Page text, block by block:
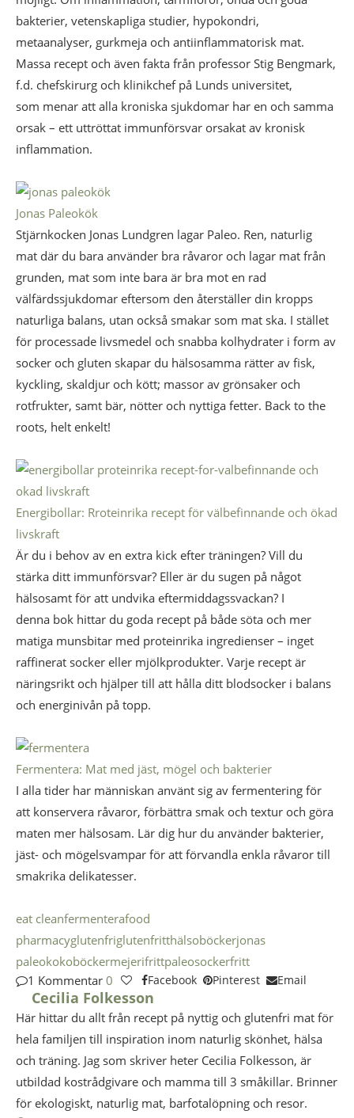
bakterier, vetenskapliga studier, hypokondri,
metaanalyser, gurkmeja och antiinflammatorisk mat.
Massa recept och även fakta från professor Stig Bengmark,
f.d. chefskirurg och klinikchef på Lunds universitet,
som menar att alla kroniska sjukdomar har en och samma
orsak – ett uttröttat immunförsvar orsakat av kronisk
inflammation.
Jonas Paleokök
Stjärnkocken Jonas Lundgren lagar Paleo. Ren, naturlig
mat där du bara använder bra råvaror och lagar mat från
grunden, mat som inte bara är bra mot en rad
välfärdssjukdomar eftersom den återställer din kropps
naturliga balans, utan också smakar som mat ska. I stället
för processade livsmedel och snabba kolhydrater i form av
socker och gluten skapar du hälsosamma rätter av fisk,
kyckling, skaldjur och kött; massor av grönsaker och
rotfrukter, samt bär, nötter och nyttiga fetter. Back to the
roots, helt enkelt!
Energibollar: Rroteinrika recept för välbefinnande och ökad
livskraft
Är du i behov av en extra kick efter träningen? Vill du
stärka ditt immunförsvar? Eller är du sugen på något
hälsosamt för att undvika eftermiddagssvackan? I
denna bok hittar du goda recept på både söta och mer
matiga munsbitar med proteinrika ingredienser – inget
raffinerat socker eller mjölkprodukter. Varje recept är
näringsrikt och hjälper till att hålla ditt blodsocker i balans
och energinivån på topp.
Fermentera: Mat med jäst, mögel och bakterier
I alla tider har människan använt sig av fermentering för
att konservera råvaror, förbättra smak och textur och göra
maten mer hälsosam. Lär dig hur du använder bakterier,
jäst- och mögelsvampar för att förvandla enkla råvaror till
smakrika delikatesser.
eat cleanfermenterafood
pharmacyglutenfriglutenfritthälsoböckerjonas
paleokokoböckermejerifrittpaleosockerfritt
1 Kommentar 0 Facebook Pinterest Email
Cecilia Folkesson
Här hittar du allt från recept på nyttig och glutenfri mat för
hela familjen till inspiration inom naturlig skönhet, hälsa
och träning. Jag som skriver heter Cecilia Folkesson, är
utbildad kostrådgivare och mamma till 3 småkillar. Brinner
för ekologiskt, naturlig mat, barfotalöpning och resor.